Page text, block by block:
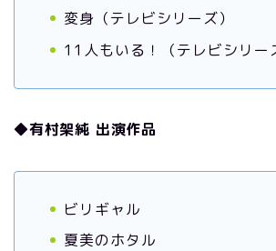
変身（テレビシリーズ）
11人もいる！（テレビシリー
◆有村架純 出演作品
ビリギャル
夏美のホタル